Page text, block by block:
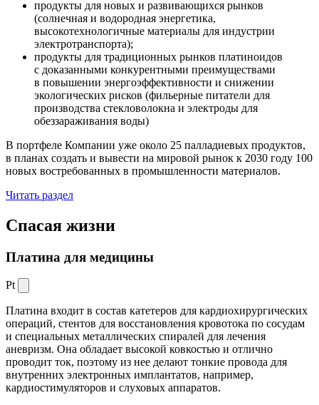
продукты для новых и развивающихся рынков
(солнечная и водородная энергетика,
высокотехнологичные материалы для индустрии
электротранспорта);
продукты для традиционных рынков платиноидов
с доказанными конкурентными преимуществами
в повышении энергоэффективности и снижении
экологических рисков (фильерные питатели для
производства стекловолокна и электроды для
обеззараживания воды)
В портфеле Компании уже около 25 палладиевых продуктов,
в планах создать и вывести на мировой рынок к 2030 году 100
новых востребованных в промышленности материалов.
Читать раздел
Спасая жизни
Платина для медицины
Pt
Платина входит в состав катетеров для кардиохирургических
операций, стентов для восстановления кровотока по сосудам
и специальных металлических спиралей для лечения
аневризм. Она обладает высокой ковкостью и отлично
проводит ток, поэтому из нее делают тонкие провода для
внутренних электронных имплантатов, например,
кардиостимуляторов и слуховых аппаратов.